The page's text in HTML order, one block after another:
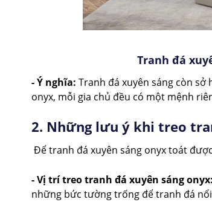
Tranh đá
- Ý nghĩa: Tranh đá xuyên sáng còn
onyx, mỗi gia chủ đều có một mệnh
2. Những lưu ý khi treo
Để tranh đá xuyên sáng onyx toát
- Vị trí treo tranh đá xuyên sáng onyx:
những bức tường trống để tranh đá